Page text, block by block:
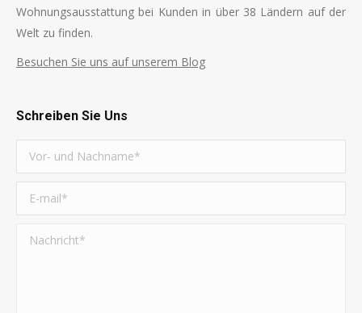
Wohnungsausstattung bei Kunden in über 38 Ländern auf der
Welt zu finden.
Besuchen Sie uns auf unserem Blog
Schreiben Sie Uns